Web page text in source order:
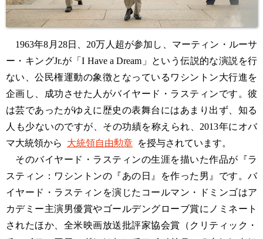
1963年8月28日、20万人超が参加し、マーティン・ルーサ
ー・キングJr.が「I Have a Dream」という伝説的な演説を行
ない、公民権運動の象徴となっているワシントン大行進を
企画し、成功させた人がバイヤード・ラスティンです。彼
は芸であったがゆえに歴史の表舞台にはあまり出ず、知る
人も少ないのですが、その功績を称えられ、2013年にオバ
マ大統領から
大統領自由勲章 を授与されています。
そのバイヤード・ラスティンの生涯を描いた作品が『ラ
スティン：ワシントンの『あの日』を作った男』です。バ
イヤード・ラスティンを演じたコールマン・ドミンゴはア
カデミー主演男優賞やゴールデングローブ賞にノミネート
されたほか、全米映画放送批評家協会賞（クリティック・